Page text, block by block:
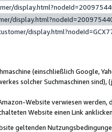
(einschließlich Google,
solcher Suchmaschinen sind),
Website verwiesen
Website einen Link
geltenden